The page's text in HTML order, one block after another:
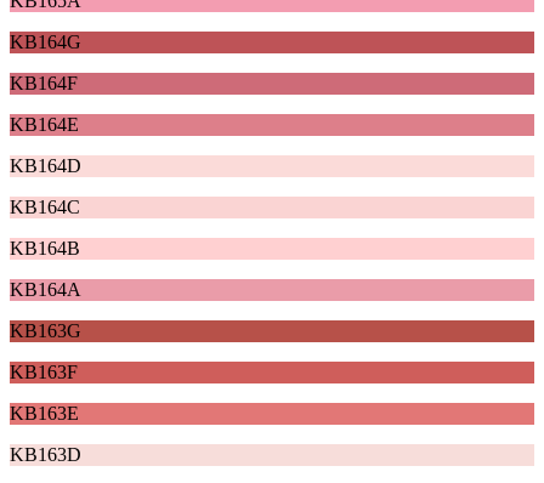
KB164G
KB164F
KB164E
KB164D
KB164C
KB164B
KB164A
KB163G
KB163F
KB163E
KB163D